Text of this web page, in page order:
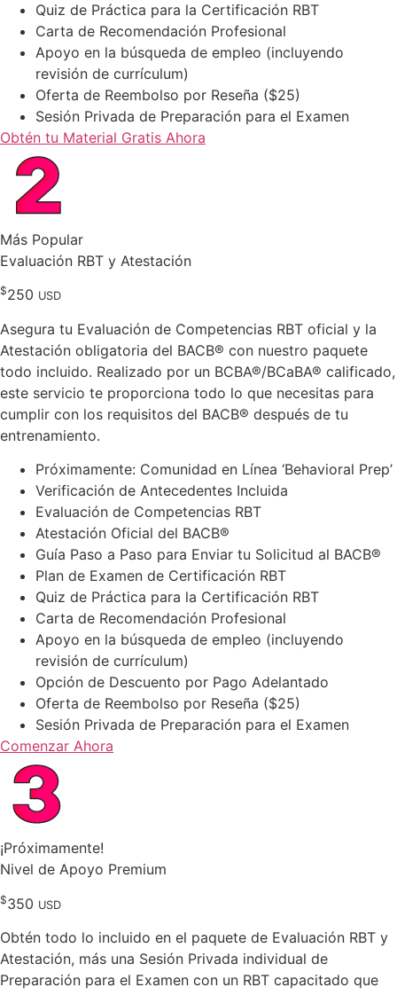
Quiz de Práctica para la Certificación RBT
Carta de Recomendación Profesional
Apoyo en la búsqueda de empleo (incluyendo
revisión de currículum)
Oferta de Reembolso por Reseña ($25)
Sesión Privada de Preparación para el Examen
Obtén tu Material Gratis Ahora
Más Popular
Evaluación RBT y Atestación
$250 USD
Asegura tu Evaluación de Competencias RBT oficial y la
Atestación obligatoria del BACB® con nuestro paquete
todo incluido. Realizado por un BCBA®/BCaBA® calificado,
este servicio te proporciona todo lo que necesitas para
cumplir con los requisitos del BACB® después de tu
entrenamiento.
Próximamente: Comunidad en Línea ‘Behavioral Prep’
Verificación de Antecedentes Incluida
Evaluación de Competencias RBT
Atestación Oficial del BACB®
Guía Paso a Paso para Enviar tu Solicitud al BACB®
Plan de Examen de Certificación RBT
Quiz de Práctica para la Certificación RBT
Carta de Recomendación Profesional
Apoyo en la búsqueda de empleo (incluyendo
revisión de currículum)
Opción de Descuento por Pago Adelantado
Oferta de Reembolso por Reseña ($25)
Sesión Privada de Preparación para el Examen
Comenzar Ahora
¡Próximamente!
Nivel de Apoyo Premium
$350 USD
Obtén todo lo incluido en el paquete de Evaluación RBT y
Atestación, más una Sesión Privada individual de
Preparación para el Examen con un RBT capacitado que
Chi just purchased the RBT Assessment